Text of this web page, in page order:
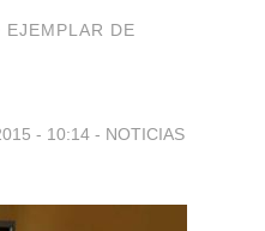
DE
- 10:14 - NOTICIAS